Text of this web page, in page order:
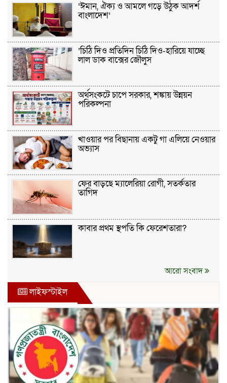
‘ঈমান, ঐক্য ও আমলে গড়ে উঠুক আদর্শ
বাংলাদেশ’
‘চিঠি দিও প্রতিদিন চিঠি দিও-হারিয়ে যাচ্ছে
লাল ডাক বাক্সের জৌলুস
অর্থসংকটে চাপে সরকার, শঙ্কায় উন্নয়ন
পরিকল্পনা
খাওয়ার পর বিছানায় একটু গা এলিয়ে নেওয়ার
অভ্যাস
ফের বাড়ছে ম্যালেরিয়া রোগী, সতর্কতার
তাগিদ
কাবার প্রথম স্থপতি কি ফেরেশতারা?
আরো সংবাদ
লাইফস্টাইল